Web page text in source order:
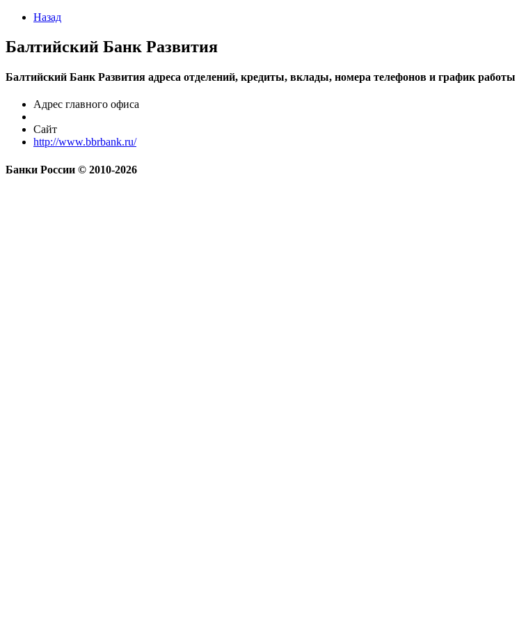
Назад
Балтийский Банк Развития
Балтийский Банк Развития адреса отделений, кредиты, вклады, номера телефонов и график работы
Адрес главного офиса
Сайт
http://www.bbrbank.ru/
Банки России © 2010-2026